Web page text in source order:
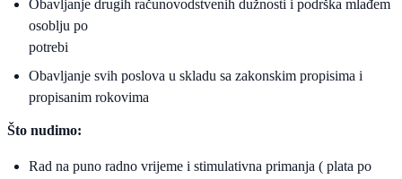
Obavljanje drugih računovodstvenih dužnosti i podrška mlađem
osoblju po
potrebi
Obavljanje svih poslova u skladu sa zakonskim propisima i
propisanim rokovima
Što nudimo:
Rad na puno radno vrijeme i stimulativna primanja ( plata po